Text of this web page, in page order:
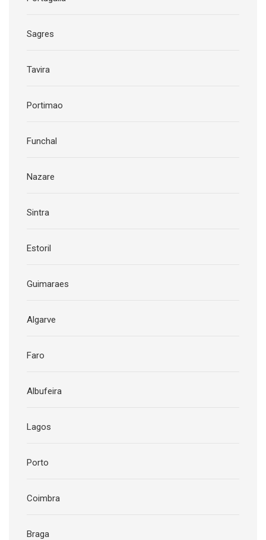
Sagres
Tavira
Portimao
Funchal
Nazare
Sintra
Estoril
Guimaraes
Algarve
Faro
Albufeira
Lagos
Porto
Coimbra
Braga